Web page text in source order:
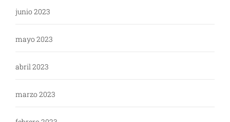
junio 2023
mayo 2023
abril 2023
marzo 2023